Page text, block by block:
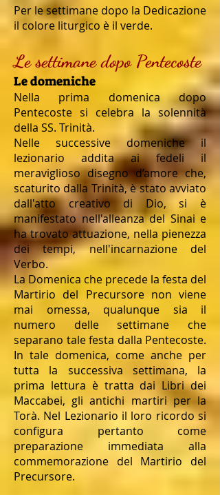
Per le settimane dopo la Dedicazione
il colore liturgico è il verde.
Le settimane dopo Pentecoste
Le domeniche
Nella prima domenica dopo
Pentecoste si celebra la solennità
della SS. Trinità.
Nelle successive domeniche il
lezionario addita ai fedeli il
meraviglioso disegno d’amore che,
scaturito dalla Trinità, è stato avviato
dall'atto creativo di Dio, si è
manifestato nell'alleanza del Sinai e
ha trovato attuazione, nella pienezza
dei tempi, nell'incarnazione del
Verbo.
La Domenica che precede la festa del
Martirio del Precursore non viene
mai omessa, qualunque sia il
numero delle settimane che
separano tale festa dalla Pentecoste.
In tale domenica, come anche per
tutta la successiva settimana, la
prima lettura è tratta dai Libri dei
Maccabei, gli antichi martiri per la
Torà. Nel Lezionario il loro ricordo si
configura pertanto come
preparazione immediata alla
commemorazione del Martirio del
Precursore.